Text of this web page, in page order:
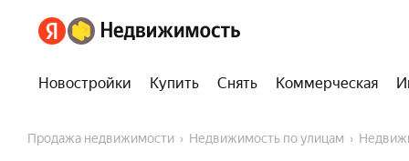
Новостройки Купить Снять Коммерческая
Продажа недвижимости Недвижимость по улицам